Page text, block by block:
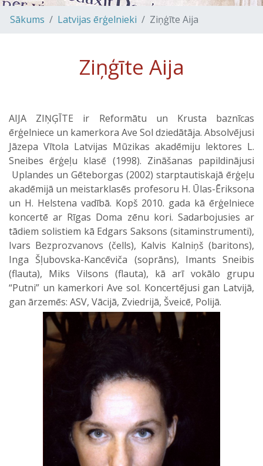
Sākums Latvijas ērģelnieki Ziņģīte Aija
Ziņģīte Aija
AIJA ZIŅĢĪTE ir Reformātu un Krusta baznīcas
ērģelniece un kamerkora Ave Sol dziedātāja. Absolvējusi
Jāzepa Vītola Latvijas Mūzikas akadēmiju lektores L.
Sneibes ērģeļu klasē (1998). Zināšanas papildinājusi
Uplandes un Gēteborgas (2002) starptautiskajā ērģeļu
akadēmijā un meistarklasēs profesoru H. Ūlas-Ēriksona
un H. Helstena vadībā. Kopš 2010. gada kā ērģelniece
koncertē ar Rīgas Doma zēnu kori. Sadarbojusies ar
tādiem solistiem kā Edgars Saksons (sitaminstrumenti),
Ivars Bezprozvanovs (čells), Kalvis Kalniņš (baritons),
Inga Šļubovska-Kancēviča (soprāns), Imants Sneibis
(flauta), Miks Vilsons (flauta), kā arī vokālo grupu
“Putni” un kamerkori Ave sol. Koncertējusi gan Latvijā,
gan ārzemēs: ASV, Vācijā, Zviedrijā, Šveicē, Polijā.